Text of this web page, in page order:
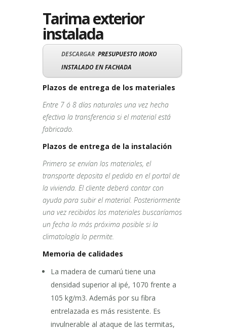
Tarima exterior
instalada
DESCARGAR PRESUPUESTO IROKO
INSTALADO EN FACHADA
Plazos de entrega de los materiales
Entre 7 ó 8 días naturales una vez hecha
efectiva la transferencia si el material está
fabricado.
Plazos de entrega de la instalación
Primero se envían los materiales, el
transporte deposita el pedido en el portal de
la vivienda. El cliente deberá contar con
ayuda para subir el material. Posteriormente
una vez recibidos los materiales buscaríamos
un fecha lo más próxima posible si la
climatología lo permite.
Memoria de calidades
La madera de cumarú tiene una
densidad superior al ipé, 1070 frente a
105 kg/m3. Además por su fibra
entrelazada es más resistente. Es
invulnerable al ataque de las termitas,